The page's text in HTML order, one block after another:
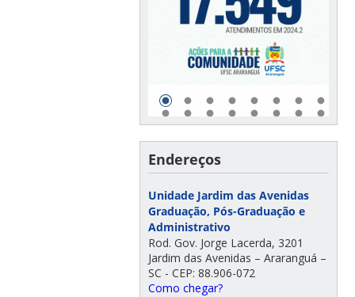
Endereços
Unidade Jardim das Avenidas
Graduação, Pós-Graduação e
Administrativo
Rod. Gov. Jorge Lacerda, 3201
Jardim das Avenidas – Araranguá –
SC - CEP: 88.906-072
Como chegar?